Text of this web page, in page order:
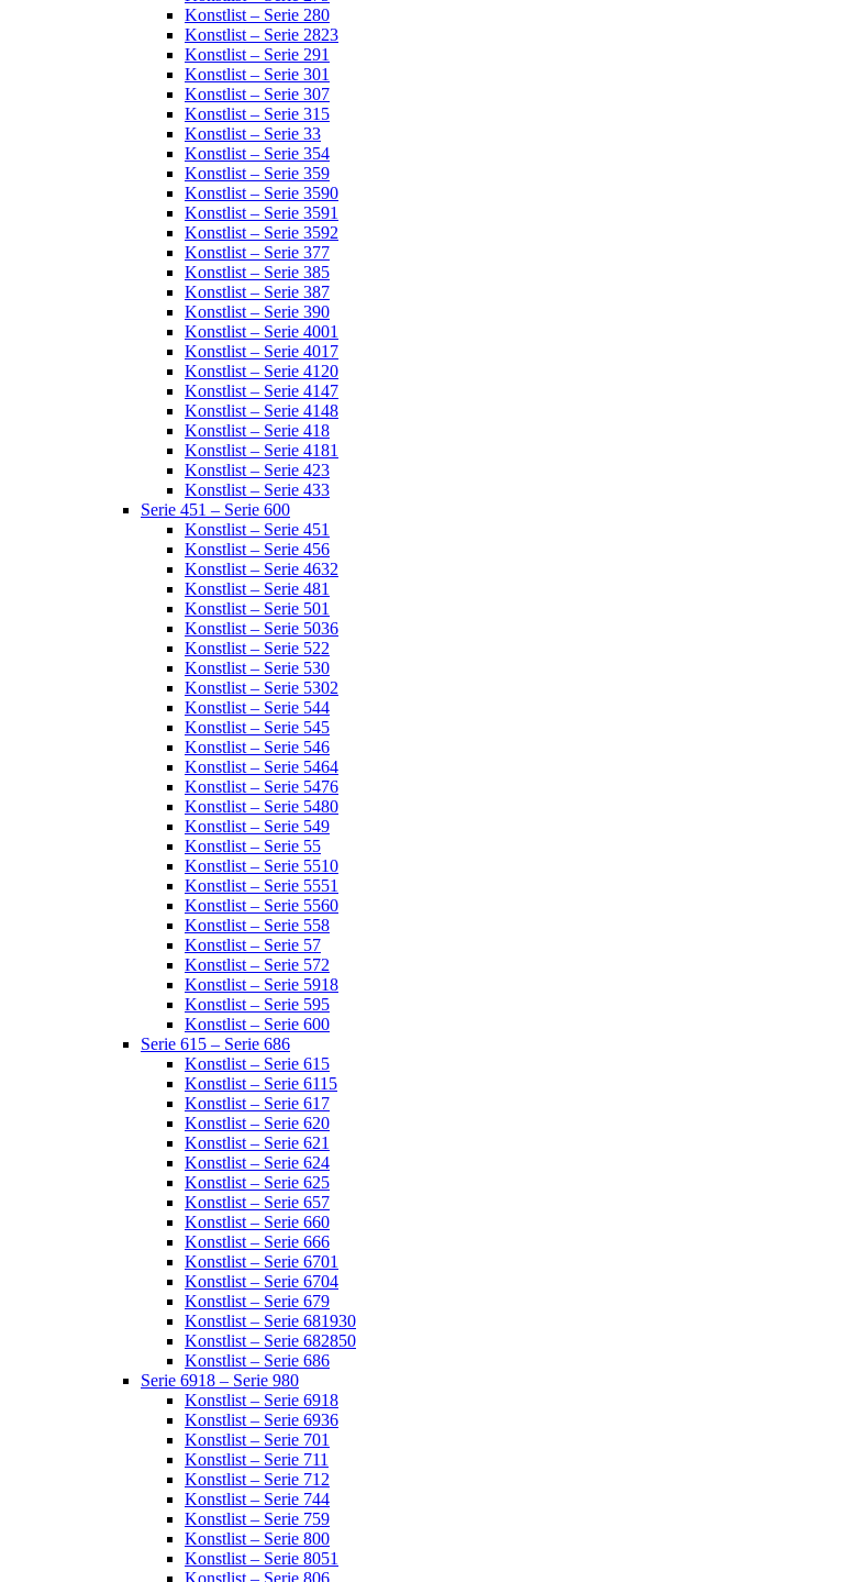
Konstlist – Serie 280
Konstlist – Serie 2823
Konstlist – Serie 291
Konstlist – Serie 301
Konstlist – Serie 307
Konstlist – Serie 315
Konstlist – Serie 33
Konstlist – Serie 354
Konstlist – Serie 359
Konstlist – Serie 3590
Konstlist – Serie 3591
Konstlist – Serie 3592
Konstlist – Serie 377
Konstlist – Serie 385
Konstlist – Serie 387
Konstlist – Serie 390
Konstlist – Serie 4001
Konstlist – Serie 4017
Konstlist – Serie 4120
Konstlist – Serie 4147
Konstlist – Serie 4148
Konstlist – Serie 418
Konstlist – Serie 4181
Konstlist – Serie 423
Konstlist – Serie 433
Serie 451 – Serie 600
Konstlist – Serie 451
Konstlist – Serie 456
Konstlist – Serie 4632
Konstlist – Serie 481
Konstlist – Serie 501
Konstlist – Serie 5036
Konstlist – Serie 522
Konstlist – Serie 530
Konstlist – Serie 5302
Konstlist – Serie 544
Konstlist – Serie 545
Konstlist – Serie 546
Konstlist – Serie 5464
Konstlist – Serie 5476
Konstlist – Serie 5480
Konstlist – Serie 549
Konstlist – Serie 55
Konstlist – Serie 5510
Konstlist – Serie 5551
Konstlist – Serie 5560
Konstlist – Serie 558
Konstlist – Serie 57
Konstlist – Serie 572
Konstlist – Serie 5918
Konstlist – Serie 595
Konstlist – Serie 600
Serie 615 – Serie 686
Konstlist – Serie 615
Konstlist – Serie 6115
Konstlist – Serie 617
Konstlist – Serie 620
Konstlist – Serie 621
Konstlist – Serie 624
Konstlist – Serie 625
Konstlist – Serie 657
Konstlist – Serie 660
Konstlist – Serie 666
Konstlist – Serie 6701
Konstlist – Serie 6704
Konstlist – Serie 679
Konstlist – Serie 681930
Konstlist – Serie 682850
Konstlist – Serie 686
Serie 6918 – Serie 980
Konstlist – Serie 6918
Konstlist – Serie 6936
Konstlist – Serie 701
Konstlist – Serie 711
Konstlist – Serie 712
Konstlist – Serie 744
Konstlist – Serie 759
Konstlist – Serie 800
Konstlist – Serie 8051
Konstlist – Serie 806